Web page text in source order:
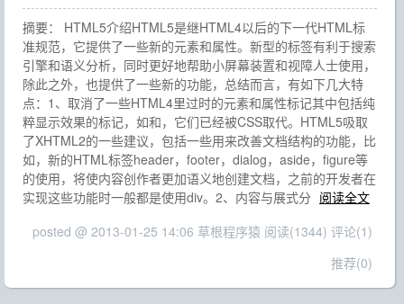
摘要： HTML5介绍HTML5是继HTML4以后的下一代HTML标
准规范，它提供了一些新的元素和属性。新型的标签有利于搜索
引擎和语义分析，同时更好地帮助小屏幕装置和视障人士使用，
除此之外，也提供了一些新的功能，总结而言，有如下几大特
点：1、取消了一些HTML4里过时的元素和属性标记其中包括纯
粹显示效果的标记，如和，它们已经被CSS取代。HTML5吸取
了XHTML2的一些建议，包括一些用来改善文档结构的功能，比
如，新的HTML标签header，footer，dialog，aside，figure等
的使用，将使内容创作者更加语义地创建文档，之前的开发者在
实现这些功能时一般都是使用div。2、内容与展式分 阅读全文
posted @ 2013-01-25 14:06 草根程序猿 阅读(1344) 评论(1)
推荐(0)